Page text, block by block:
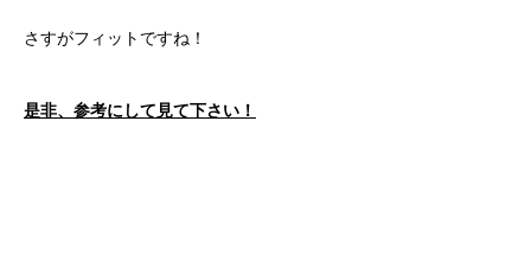
さすがフィットですね！
是非、参考にして見て下さい！